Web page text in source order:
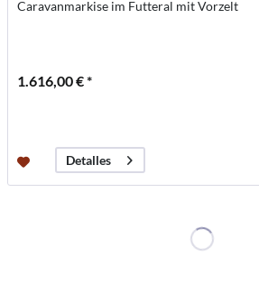
Caravanmarkise im Futteral mit Vorzelt
1.616,00 € *
Detalles